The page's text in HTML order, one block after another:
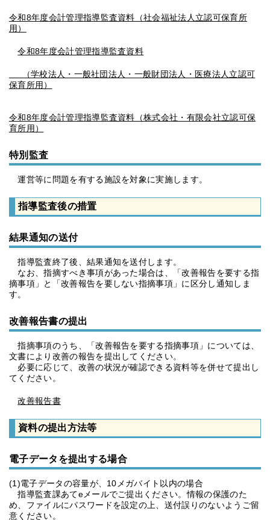
令和8年度会計管理指導監査資料（社会福祉法人立認可保育所
用）
令和8年度会計管理指導監査資料
（学校法人・一般社団法人・一般財団法人・医療法人立認可
保育所用）
令和8年度会計管理指導監査資料（株式会社・有限会社立認可保
育所用）
特別監査
運営等に問題を有する施設を対象に実施します。
指導監査後の措置
結果通知の送付
指導監査終了後、結果通知を送付します。
なお、指摘すべき事項があった場合は、「改善報告を要する指
摘事項」と「改善報告を要しない指摘事項」に区分し通知しま
す。
改善報告書の提出
指摘事項のうち、「改善報告を要する指摘事項」については、
文書により改善の報告を提出してください。
必要に応じて、改善の状況が確認できる資料等を併せて提出し
てください。
改善報告書
資料の提出方法等
電子データを提出する場合
(1)電子データの容量が、10メガバイト以内の場合
指導監査課あてeメールでご提出ください。情報の保護のた
め、ファイルにパスワードを設定の上、送付誤りのないようご留
意ください。